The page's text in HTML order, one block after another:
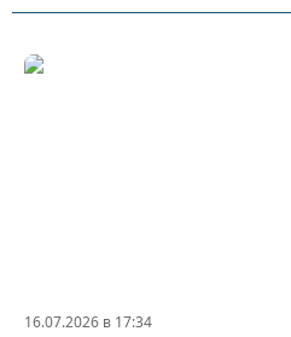
16.07.2026 в 17:34